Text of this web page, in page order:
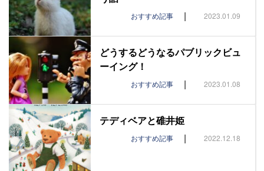
おすすめ記事 | 2023.01.09
どうするどうなるパブリックビュ
ーイング！
おすすめ記事 | 2023.01.08
テディベアと碓井姫
おすすめ記事 | 2022.12.18